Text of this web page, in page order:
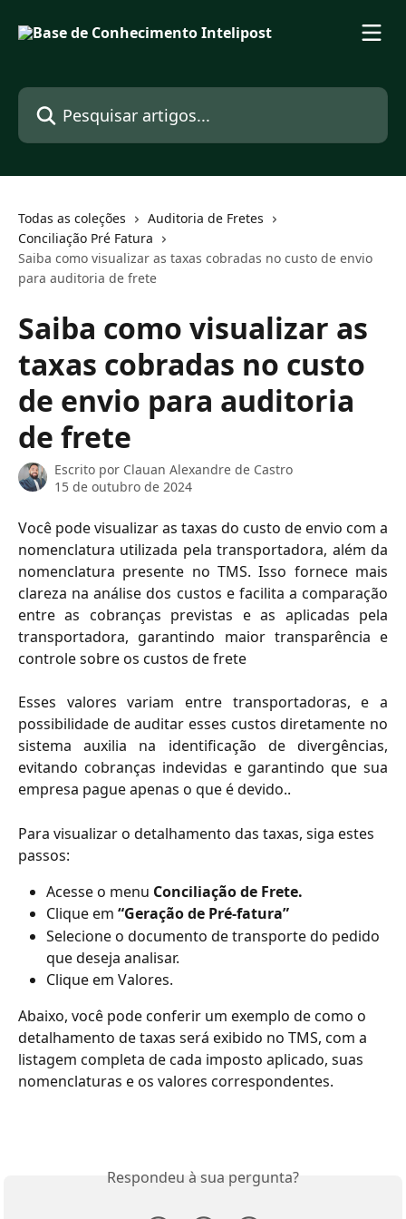
Pesquisar artigos...
Todas as coleções
Auditoria de Fretes
Conciliação Pré Fatura
Saiba como visualizar as taxas cobradas no custo de envio
para auditoria de frete
Saiba como visualizar as
taxas cobradas no custo
de envio para auditoria
de frete
Escrito por Clauan Alexandre de Castro
15 de outubro de 2024
Você pode visualizar as taxas do custo de envio com a
nomenclatura utilizada pela transportadora, além da
nomenclatura presente no TMS. Isso fornece mais
clareza na análise dos custos e facilita a comparação
entre as cobranças previstas e as aplicadas pela
transportadora, garantindo maior transparência e
controle sobre os custos de frete
Esses valores variam entre transportadoras, e a
possibilidade de auditar esses custos diretamente no
sistema auxilia na identificação de divergências,
evitando cobranças indevidas e garantindo que sua
empresa pague apenas o que é devido..
Para visualizar o detalhamento das taxas, siga estes
passos:
Acesse o menu Conciliação de Frete.
Clique em “Geração de Pré-fatura”
Selecione o documento de transporte do pedido
que deseja analisar.
Clique em Valores.
Abaixo, você pode conferir um exemplo de como o
detalhamento de taxas será exibido no TMS, com a
listagem completa de cada imposto aplicado, suas
nomenclaturas e os valores correspondentes.
Respondeu à sua pergunta?